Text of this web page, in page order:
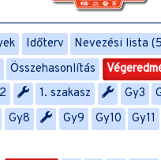
Időterv Nevezési lista
Összehasonlítás
1. szakasz Gy3
Gy8 Gy9 Gy10 Gy11